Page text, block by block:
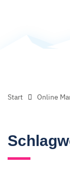
Start Online